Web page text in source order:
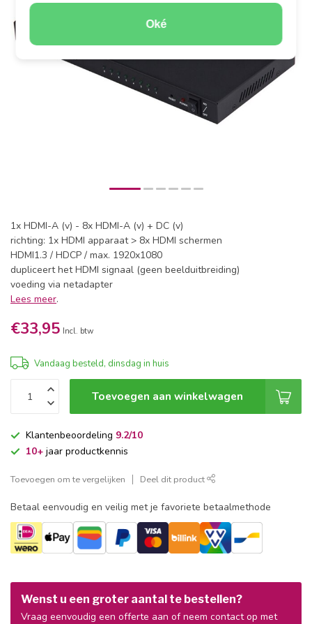
Oké
1x HDMI-A (v) - 8x HDMI-A (v) + DC (v)
richting: 1x HDMI apparaat > 8x HDMI schermen
HDMI1.3 / HDCP / max. 1920x1080
dupliceert het HDMI signaal (geen beelduitbreiding)
voeding via netadapter
Lees meer.
€33,95 Incl. btw
Vandaag besteld, dinsdag in huis
Toevoegen aan winkelwagen
Klantenbeoordeling 9.2/10
10+ jaar productkennis
Toevoegen om te vergelijken Deel dit product
Betaal eenvoudig en veilig met je favoriete betaalmethode
Wenst u een groter aantal te bestellen?
Vraag eenvoudig een offerte aan of neem contact op met